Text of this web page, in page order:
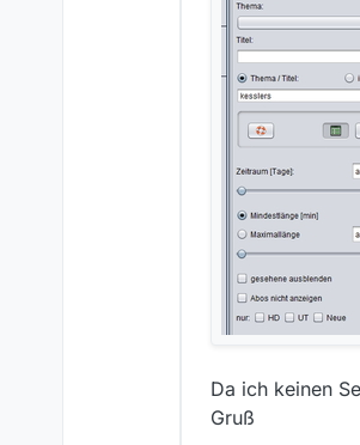
Da ich keinen
Gruß